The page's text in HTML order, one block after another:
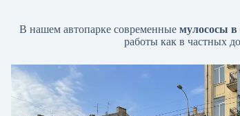
В нашем автопарке современные мулососы
работы как в частных